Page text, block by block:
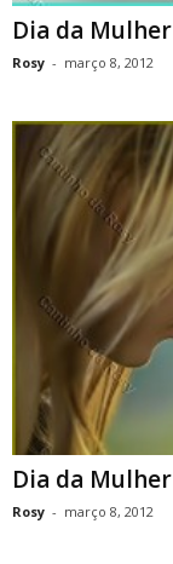
Dia da Mulher
Rosy - março 8, 2012
Dia da Mulher
Rosy - março 8, 2012